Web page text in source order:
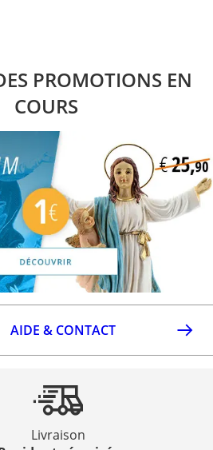
PROMOTIONS EN
COURS
AIDE & CONTACT
Livraison